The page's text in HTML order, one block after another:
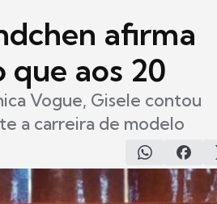
afirma
que aos 20
Vogue, Gisele contou
a carreira de modelo